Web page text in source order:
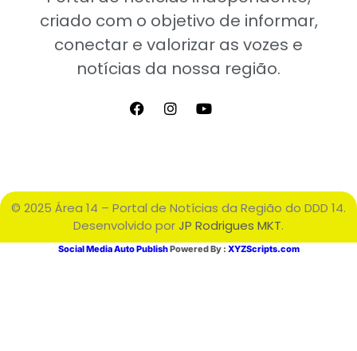
criado com o objetivo de informar,
conectar e valorizar as vozes e
notícias da nossa região.
© 2025 Área 14 – Portal de Notícias da Região do DDD 14.
Desenvolvido porJP Rodrigues MKT.
Social Media Auto PublishPowered By : XYZScripts.com